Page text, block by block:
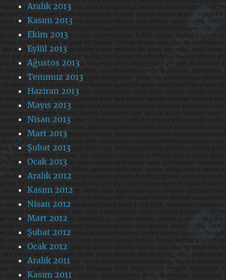
Aralık 2013
Kasım 2013
Ekim 2013
Eylül 2013
Ağustos 2013
Temmuz 2013
Haziran 2013
Mayıs 2013
Nisan 2013
Mart 2013
Şubat 2013
Ocak 2013
Aralık 2012
Kasım 2012
Nisan 2012
Mart 2012
Şubat 2012
Ocak 2012
Aralık 2011
Kasım 2011